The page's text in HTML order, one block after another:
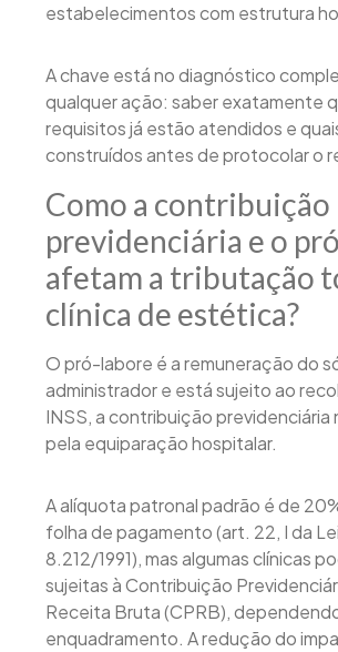
estabelecimentos com estrutura
A chave está no diagnóstico
qualquer ação: saber exatamente
requisitos já estão atendidos e
construídos antes de protocolar o
Como a contribuição
previdenciária e o
afetam a tributação
clínica de estética?
O pró-labore é a remuneração do
administrador e está sujeito ao
INSS, a contribuição previdenciária
pela equiparação hospitalar.
A alíquota patronal padrão é de
folha de pagamento (art. 22, I da
8.212/1991), mas algumas clínicas
sujeitas à Contribuição
Receita Bruta (CPRB),
enquadramento. A redução do